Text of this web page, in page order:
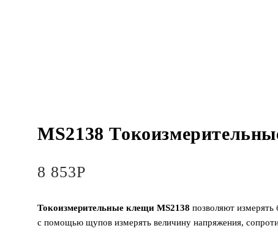
MS2138
8 853Р
Токоизмерительные клещи MS2138 позволяют измерять
с помощью щупов измерять величину напряжения,